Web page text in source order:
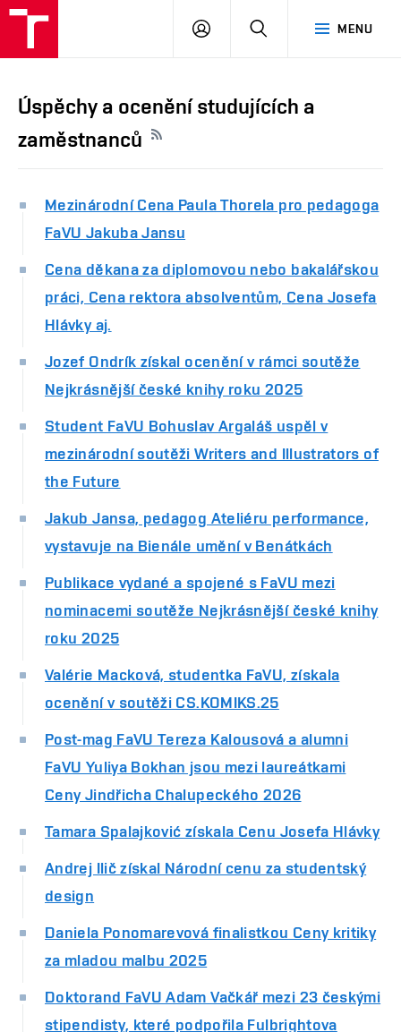
MENU
PŘIHLÁSIT
Úspěchy a ocenění studujících a
zaměstnanců
Mezinárodní Cena Paula Thorela pro pedagoga
FaVU Jakuba Jansu
Cena děkana za diplomovou nebo bakalářskou
práci, Cena rektora absolventům, Cena Josefa
Hlávky aj.
Jozef Ondrík získal ocenění v rámci soutěže
Nejkrásnější české knihy roku 2025
Student FaVU Bohuslav Argaláš uspěl v
mezinárodní soutěži Writers and Illustrators of
the Future
Jakub Jansa, pedagog Ateliéru performance,
vystavuje na Bienále umění v Benátkách
Publikace vydané a spojené s FaVU mezi
nominacemi soutěže Nejkrásnější české knihy
roku 2025
Valérie Macková, studentka FaVU, získala
ocenění v soutěži CS.KOMIKS.25
Post-mag FaVU Tereza Kalousová a alumni
FaVU Yuliya Bokhan jsou mezi laureátkami
Ceny Jindřicha Chalupeckého 2026
Tamara Spalajković získala Cenu Josefa Hlávky
Andrej Ilič získal Národní cenu za studentský
design
Daniela Ponomarevová finalistkou Ceny kritiky
za mladou malbu 2025
Doktorand FaVU Adam Vačkář mezi 23 českými
stipendisty, které podpořila Fulbrightova